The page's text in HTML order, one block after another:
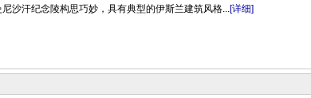
沙汗纪念陵构思巧妙，具有典型的伊斯兰建筑风格...[详细]